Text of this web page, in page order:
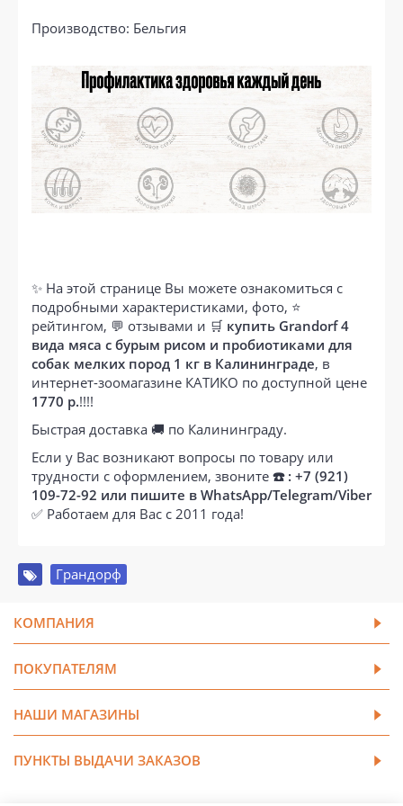
Производство: Бельгия
✨ На этой странице Вы можете ознакомиться с
подробными характеристиками, фото, ⭐
рейтингом, 💬 отзывами и 🛒 купить Grandorf 4
вида мяса с бурым рисом и пробиотиками для
собак мелких пород 1 кг в Калининграде, в
интернет-зоомагазине КАТИКО по доступной цене
1770 р.!!!!
Быстрая доставка 🚚 по Калининграду.
Если у Вас возникают вопросы по товару или
трудности с оформлением, звоните ☎️ : +7 (921)
109-72-92 или пишите в WhatsApp/Telegram/Viber
✅ Работаем для Вас с 2011 года!
Грандорф
КОМПАНИЯ
ПОКУПАТЕЛЯМ
НАШИ МАГАЗИНЫ
ПУНКТЫ ВЫДАЧИ ЗАКАЗОВ